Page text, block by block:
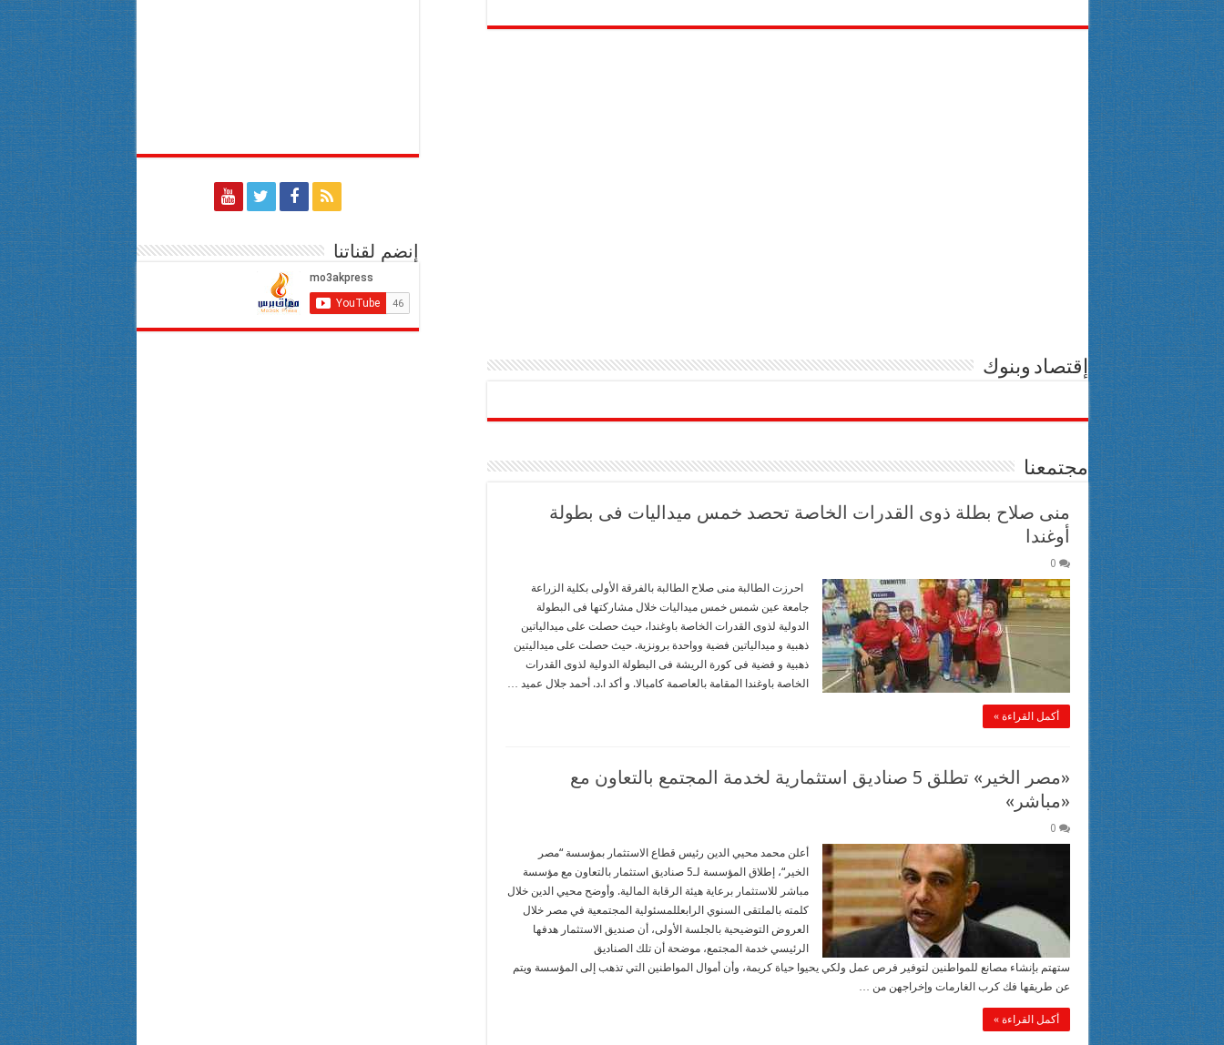
إقتصاد وبنوك
مجتمعنا
منى صلاح بطلة ذوى القدرات الخاصة تحصد خمس ميداليات فى بطولة
أوغندا
0
احرزت الطالبة منى صلاح الطالبة بالفرقة الأولى بكلية الزراعة
جامعة عين شمس خمس ميداليات خلال مشاركتها فى البطولة
الدولية لذوى القدرات الخاصة باوغندا، حيث حصلت على ميدالياتين
ذهبية و ميدالياتين فضية وواحدة برونزية. حيث حصلت على ميداليتين
ذهبية و فضية فى كورة الريشة فى البطولة الدولية لذوى القدرات
الخاصة باوغندا المقامة بالعاصمة كامبالا. و أكد ا.د. أحمد جلال عميد …
أكمل القراءة »
«مصر الخير» تطلق 5 صناديق استثمارية لخدمة المجتمع بالتعاون مع
«مباشر»
0
أعلن محمد محيي الدين رئيس قطاع الاستثمار بمؤسسة “مصر
الخير“، إطلاق المؤسسة لـ5 صناديق استثمار بالتعاون مع مؤسسة
مباشر للاستثمار برعاية هيئة الرقابة المالية. وأوضح محيي الدين خلال
كلمته بالملتقى السنوي الرابعللمسئولية المجتمعية في مصر خلال
العروض التوضيحية بالجلسة الأولى، أن صنديق الاستثمار هدفها
الرئيسي خدمة المجتمع، موضحة أن تلك الصناديق
ستهتم بإنشاء مصانع للمواطنين لتوفير فرص عمل ولكي يحيوا حياة كريمة، وأن أموال المواطنين التي تذهب إلى المؤسسة ويتم
عن طريقها فك كرب الغارمات وإخراجهن من …
أكمل القراءة »
إنضم لقناتنا